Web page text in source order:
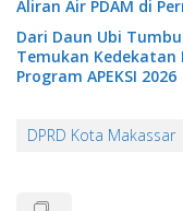
Aliran Air PDAM di
Dari Daun Ubi
Temukan Kedekatan
Program APEKSI 2026
DPRD Kota Makassar